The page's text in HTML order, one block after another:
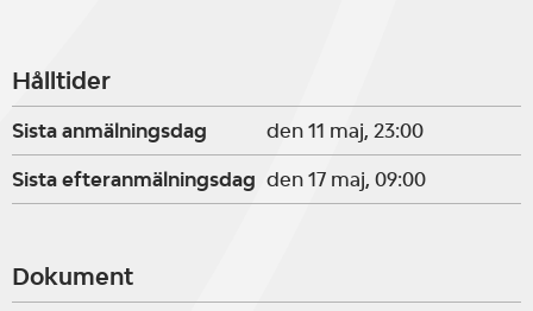
Hålltider
Sista anmälningsdag den 11 maj, 23:00
Sista efteranmälningsdag den 17 maj, 09:00
Dokument